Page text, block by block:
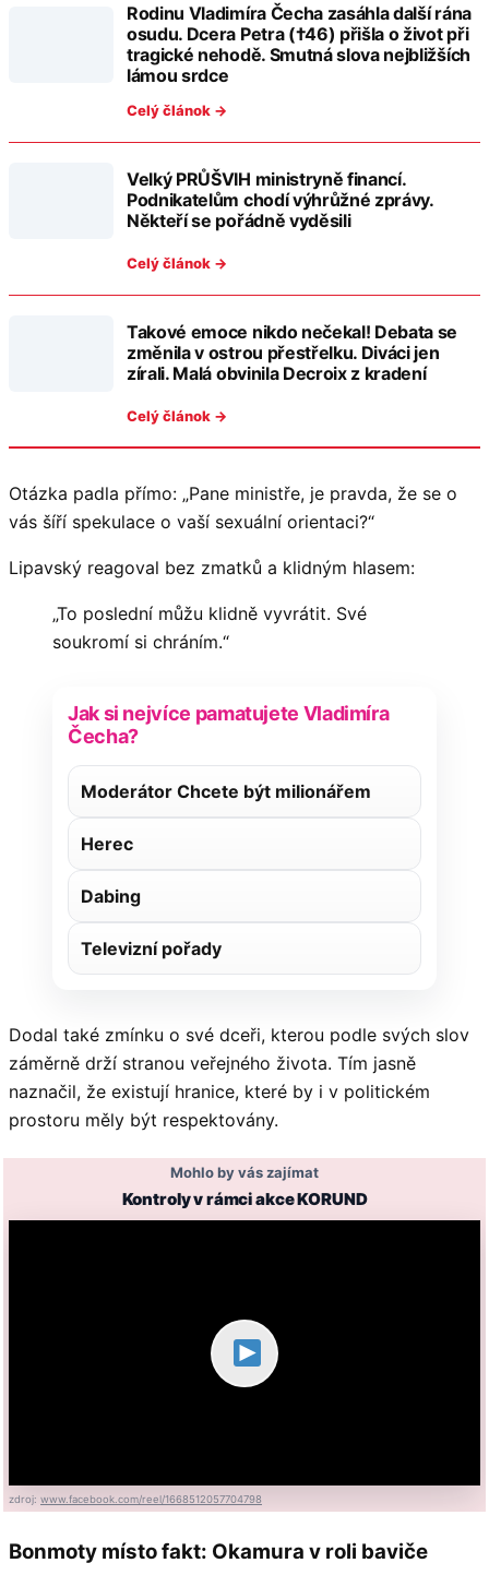
Rodinu Vladimíra Čecha zasáhla další rána
osudu. Dcera Petra (†46) přišla o život při
tragické nehodě. Smutná slova nejbližších
lámou srdce
Celý článok →
Velký PRŮŠVIH ministryně financí.
Podnikatelům chodí výhrůžné zprávy.
Někteří se pořádně vyděsili
Celý článok →
Takové emoce nikdo nečekal! Debata se
změnila v ostrou přestřelku. Diváci jen
zírali. Malá obvinila Decroix z kradení
Celý článok →
Otázka padla přímo: „Pane ministře, je pravda, že se o
vás šíří spekulace o vaší sexuální orientaci?“
Lipavský reagoval bez zmatků a klidným hlasem:
„To poslední můžu klidně vyvrátit. Své
soukromí si chráním.“
Jak si nejvíce pamatujete Vladimíra
Čecha?
Moderátor Chcete být milionářem
Herec
Dabing
Televizní pořady
Dodal také zmínku o své dceři, kterou podle svých slov
záměrně drží stranou veřejného života. Tím jasně
naznačil, že existují hranice, které by i v politickém
prostoru měly být respektovány.
Mohlo by vás zajímat
Kontroly v rámci akce KORUND
zdroj: www.facebook.com/reel/1668512057704798
Bonmoty místo fakt: Okamura v roli baviče